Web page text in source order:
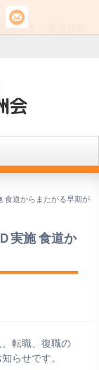
海道まで看護師転
食道からまたがる早期が
実施 食道か
転職、復職の
らせです。